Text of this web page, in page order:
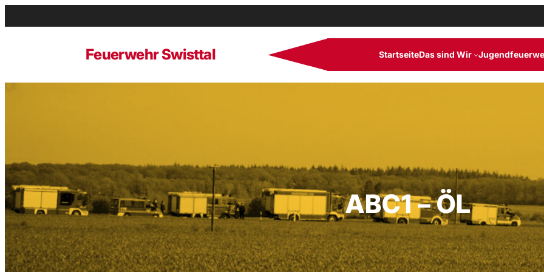
Inhalt
Feuerwehr Swisttal StartseiteDas sind Wir
ABC1 – ÖL